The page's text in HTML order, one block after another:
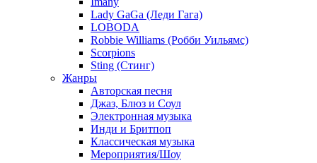
Lady GaGa (Леди Гага)
LOBODA
Robbie Williams (Робби Уильямс)
Scorpions
Sting (Стинг)
Жанры
Авторская песня
Джаз, Блюз и Соул
Электронная музыка
Инди и Бритпоп
Классическая музыка
Мероприятия/Шоу